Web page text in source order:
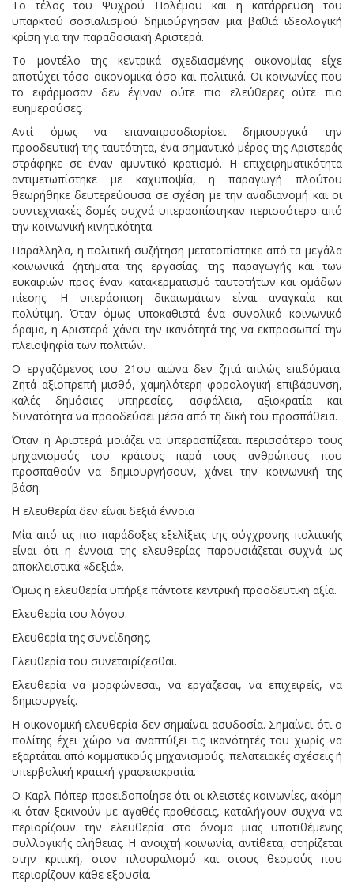
Το τέλος του Ψυχρού Πολέμου και η κατάρρευση του
υπαρκτού σοσιαλισμού δημιούργησαν μια βαθιά ιδεολογική
κρίση για την παραδοσιακή Αριστερά.
Το μοντέλο της κεντρικά σχεδιασμένης οικονομίας είχε
αποτύχει τόσο οικονομικά όσο και πολιτικά. Οι κοινωνίες που
το εφάρμοσαν δεν έγιναν ούτε πιο ελεύθερες ούτε πιο
ευημερούσες.
Αντί όμως να επαναπροσδιορίσει δημιουργικά την
προοδευτική της ταυτότητα, ένα σημαντικό μέρος της Αριστεράς
στράφηκε σε έναν αμυντικό κρατισμό. Η επιχειρηματικότητα
αντιμετωπίστηκε με καχυποψία, η παραγωγή πλούτου
θεωρήθηκε δευτερεύουσα σε σχέση με την αναδιανομή και οι
συντεχνιακές δομές συχνά υπερασπίστηκαν περισσότερο από
την κοινωνική κινητικότητα.
Παράλληλα, η πολιτική συζήτηση μετατοπίστηκε από τα μεγάλα
κοινωνικά ζητήματα της εργασίας, της παραγωγής και των
ευκαιριών προς έναν κατακερματισμό ταυτοτήτων και ομάδων
πίεσης. Η υπεράσπιση δικαιωμάτων είναι αναγκαία και
πολύτιμη. Όταν όμως υποκαθιστά ένα συνολικό κοινωνικό
όραμα, η Αριστερά χάνει την ικανότητά της να εκπροσωπεί την
πλειοψηφία των πολιτών.
Ο εργαζόμενος του 21ου αιώνα δεν ζητά απλώς επιδόματα.
Ζητά αξιοπρεπή μισθό, χαμηλότερη φορολογική επιβάρυνση,
καλές δημόσιες υπηρεσίες, ασφάλεια, αξιοκρατία και
δυνατότητα να προοδεύσει μέσα από τη δική του προσπάθεια.
Όταν η Αριστερά μοιάζει να υπερασπίζεται περισσότερο τους
μηχανισμούς του κράτους παρά τους ανθρώπους που
προσπαθούν να δημιουργήσουν, χάνει την κοινωνική της
βάση.
Η ελευθερία δεν είναι δεξιά έννοια
Μία από τις πιο παράδοξες εξελίξεις της σύγχρονης πολιτικής
είναι ότι η έννοια της ελευθερίας παρουσιάζεται συχνά ως
αποκλειστικά «δεξιά».
Όμως η ελευθερία υπήρξε πάντοτε κεντρική προοδευτική αξία.
Ελευθερία του λόγου.
Ελευθερία της συνείδησης.
Ελευθερία του συνεταιρίζεσθαι.
Ελευθερία να μορφώνεσαι, να εργάζεσαι, να επιχειρείς, να
δημιουργείς.
Η οικονομική ελευθερία δεν σημαίνει ασυδοσία. Σημαίνει ότι ο
πολίτης έχει χώρο να αναπτύξει τις ικανότητές του χωρίς να
εξαρτάται από κομματικούς μηχανισμούς, πελατειακές σχέσεις ή
υπερβολική κρατική γραφειοκρατία.
Ο Καρλ Πόπερ προειδοποίησε ότι οι κλειστές κοινωνίες, ακόμη
κι όταν ξεκινούν με αγαθές προθέσεις, καταλήγουν συχνά να
περιορίζουν την ελευθερία στο όνομα μιας υποτιθέμενης
συλλογικής αλήθειας. Η ανοιχτή κοινωνία, αντίθετα, στηρίζεται
στην κριτική, στον πλουραλισμό και στους θεσμούς που
περιορίζουν κάθε εξουσία.